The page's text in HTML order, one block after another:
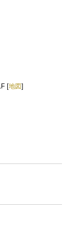
[地図]